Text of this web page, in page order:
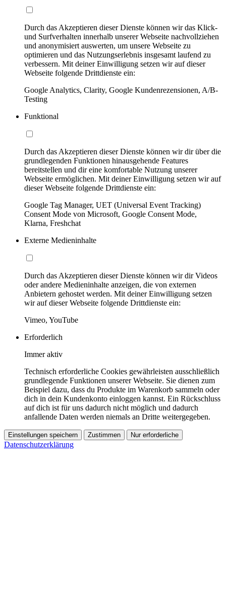
Durch das Akzeptieren dieser Dienste können wir das Klick-
und Surfverhalten innerhalb unserer Webseite nachvollziehen
und anonymisiert auswerten, um unsere Webseite zu
optimieren und das Nutzungserlebnis insgesamt laufend zu
verbessern. Mit deiner Einwilligung setzen wir auf dieser
Webseite folgende Drittdienste ein:
Google Analytics, Clarity, Google Kundenrezensionen, A/B-
Testing
Funktional
Durch das Akzeptieren dieser Dienste können wir dir über die
grundlegenden Funktionen hinausgehende Features
bereitstellen und dir eine komfortable Nutzung unserer
Webseite ermöglichen. Mit deiner Einwilligung setzen wir auf
dieser Webseite folgende Drittdienste ein:
Google Tag Manager, UET (Universal Event Tracking)
Consent Mode von Microsoft, Google Consent Mode,
Klarna, Freshchat
Externe Medieninhalte
Durch das Akzeptieren dieser Dienste können wir dir Videos
oder andere Medieninhalte anzeigen, die von externen
Anbietern gehostet werden. Mit deiner Einwilligung setzen
wir auf dieser Webseite folgende Drittdienste ein:
Vimeo, YouTube
Erforderlich
Immer aktiv
Technisch erforderliche Cookies gewährleisten ausschließlich
grundlegende Funktionen unserer Webseite. Sie dienen zum
Beispiel dazu, dass du Produkte im Warenkorb sammeln oder
dich in dein Kundenkonto einloggen kannst. Ein Rückschluss
auf dich ist für uns dadurch nicht möglich und dadurch
anfallende Daten werden niemals an Dritte weitergegeben.
Einstellungen speichern Zustimmen Nur erforderliche
Datenschutzerklärung